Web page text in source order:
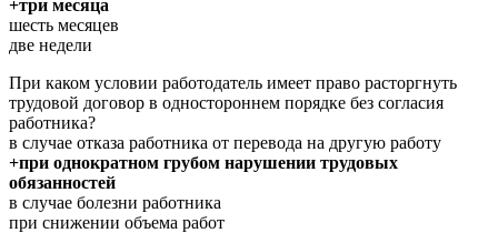
+три месяца
шесть месяцев
две недели
При каком условии работодатель имеет право расторгнуть
трудовой договор в одностороннем порядке без согласия
работника?
в случае отказа работника от перевода на другую работу
+при однократном грубом нарушении трудовых
обязанностей
в случае болезни работника
при снижении объема работ